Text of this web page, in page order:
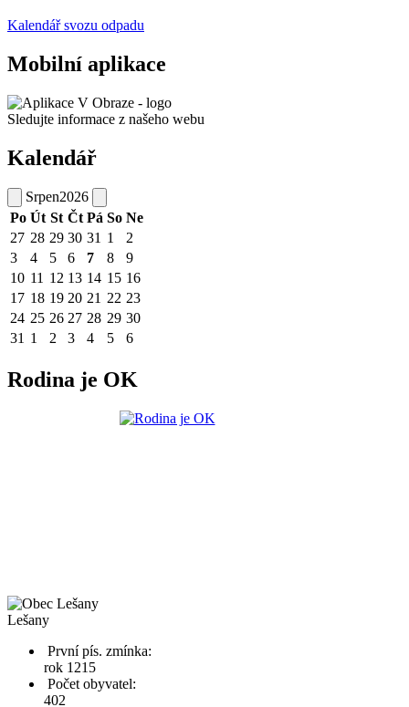
Kalendář svozu odpadu
Mobilní aplikace
Sledujte informace z našeho webu
Kalendář
Srpen2026
Po Út St Čt Pá So Ne
27 28 29 30 31 1
2
3
4 5 6 7 8
9
10 11 12 13 14 15 16
17 18 19 20 21 22 23
24 25 26 27 28 29 30
31 1 2 3 4 5 6
Rodina je OK
Lešany
První pís. zmínka:
rok 1215
Počet obyvatel:
402